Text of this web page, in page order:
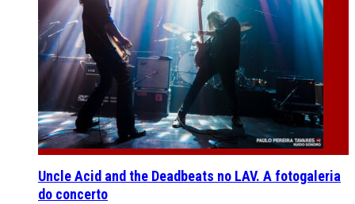
Uncle Acid and the Deadbeats no LAV. A fotogaleria
do concerto